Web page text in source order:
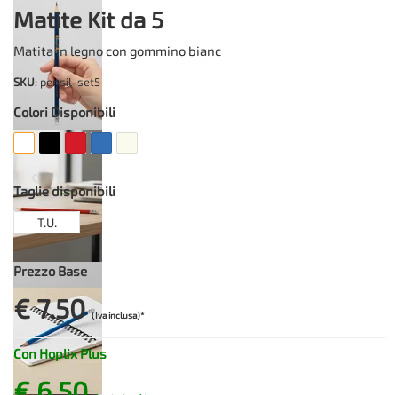
Matite Kit da 5
Matita in legno con gommino bianc
SKU: pensil-set5
Colori Disponibili
Taglie disponibili
T.U.
Prezzo Base
€ 7.50(Iva inclusa)*
Con Hoplix Plus